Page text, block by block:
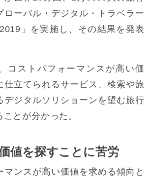
ローバル・デジタル・トラベラー
」を実施し、その結果を発表
コストパフォーマンスが高い価
仕立てられるサービス、検索や旅
デジタルソリショーンを望む旅行
とが分かった。
値を探すことに苦労
マンスが高い価値を求める傾向と